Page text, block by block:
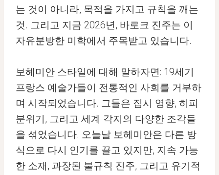
는 것이 아니라, 목적을 가지고 규칙을 깨는
것. 그리고 지금 2026년, 바로크 진주는 이
자유분방한 미학에서 주목받고 있습니다.
보헤미안 스타일에 대해 말하자면: 19세기
프랑스 예술가들이 전통적인 사회를 거부하
며 시작되었습니다. 그들은 집시 영향, 히피
분위기, 그리고 세계 각지의 다양한 조각들
을 섞었습니다. 오늘날 보헤미안은 다른 방
식으로 다시 인기를 끌고 있지만, 지속 가능
한 소재, 과장된 불규칙 진주, 그리고 유기적